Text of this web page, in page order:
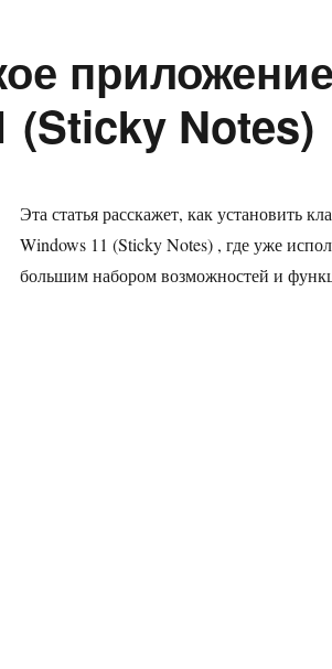
(Sticky Notes)
Эта статья расскажет, как установить
Windows 11 (Sticky Notes) , где уже
большим набором возможностей и